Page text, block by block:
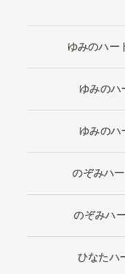
ゆみのハー
ゆみのハ
ゆみのハ
のぞみハ
のぞみハ
ひなたハ